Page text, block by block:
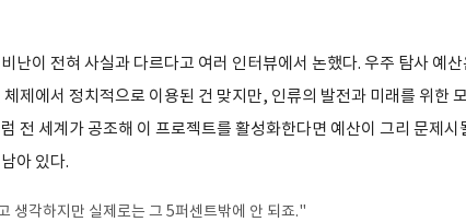
난이 전혀 사실과 다르다고 여러 인터뷰에서 논했다. 우주 탐사 예산
제에서 정치적으로 이용된 건 맞지만, 인류의 발전과 미래를 위한
전 세계가 공조해 이 프로젝트를 활성화한다면 예산이 그리 문제시
아 있다.
생각하지만 실제로는 그 5퍼센트밖에 안 되죠."